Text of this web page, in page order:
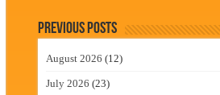
Previous Posts
August 2026 (12)
July 2026 (23)